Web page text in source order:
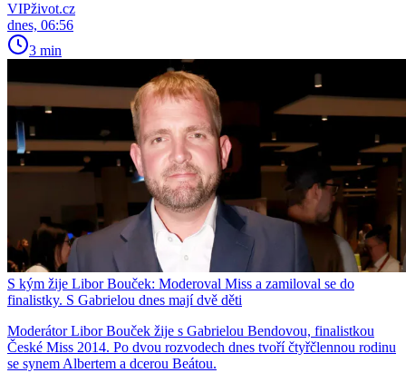
VIPživot.cz
dnes, 06:56
3 min
S kým žije Libor Bouček: Moderoval Miss a zamiloval se do
finalistky. S Gabrielou dnes mají dvě děti
Moderátor Libor Bouček žije s Gabrielou Bendovou, finalistkou
České Miss 2014. Po dvou rozvodech dnes tvoří čtyřčlennou rodinu
se synem Albertem a dcerou Beátou.